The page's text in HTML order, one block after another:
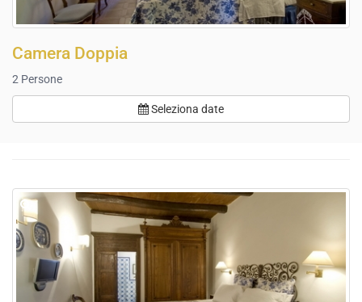
Camera Doppia
2 Persone
Seleziona date